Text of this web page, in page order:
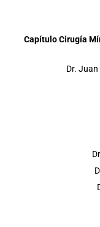
Capítulo Cirugía
Dr.